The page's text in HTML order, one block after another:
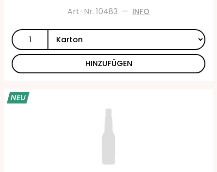
Art-Nr. 10483 — INFO
HINZUFÜGEN
NEU